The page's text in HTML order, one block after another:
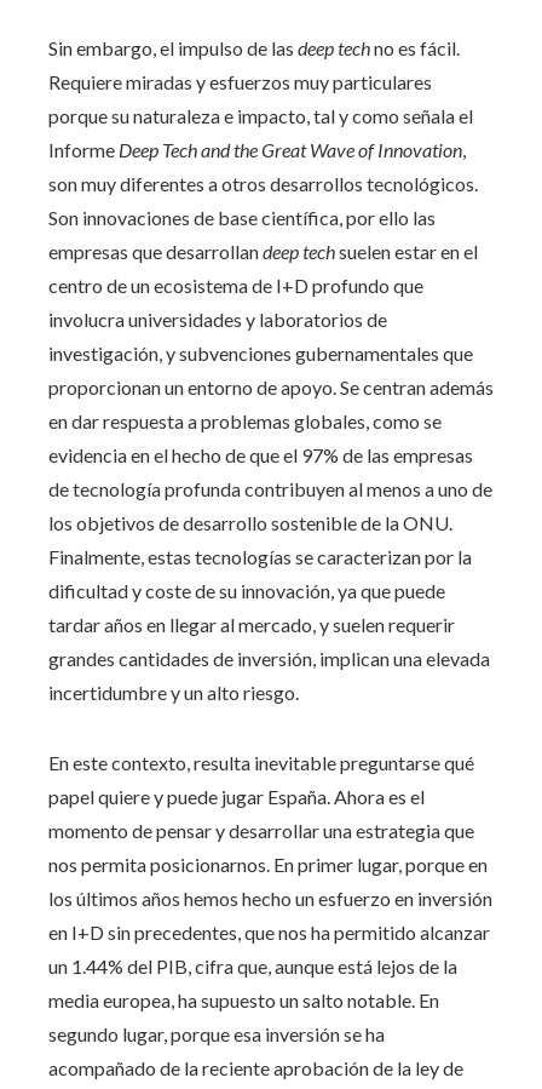
Sin embargo, el impulso de las deep techno es fácil.
Requiere miradas y esfuerzos muy particulares
porque su naturaleza e impacto, tal y como señala el
Informe Deep Tech and the Great Wave of Innovation,
son muy diferentes a otros desarrollos tecnológicos.
Son innovaciones de base científica, por ello las
empresas que desarrollandeep techsuelen estar en el
centro de un ecosistema de I+D profundo que
involucra universidades y laboratorios de
investigación, y subvenciones gubernamentales que
proporcionan un entorno de apoyo. Se centran además
en dar respuesta a problemas globales, como se
evidencia en el hecho de que el 97% de las empresas
de tecnología profunda contribuyen al menos a uno de
los objetivos de desarrollo sostenible de la ONU.
Finalmente, estas tecnologías se caracterizan por la
dificultad y coste de su innovación, ya que puede
tardar años en llegar al mercado, y suelen requerir
grandes cantidades de inversión, implican una elevada
incertidumbre y un alto riesgo.
En este contexto, resulta inevitable preguntarse qué
papel quiere y puede jugar España. Ahora es el
momento de pensar y desarrollar una estrategia que
nos permita posicionarnos. En primer lugar, porque en
los últimos años hemos hecho un esfuerzo en inversión
en I+D sin precedentes, que nos ha permitido alcanzar
un 1.44% del PIB, cifra que, aunque está lejos de la
media europea, ha supuesto un salto notable. En
segundo lugar, porque esa inversión se ha
acompañado de la reciente aprobación de la ley de